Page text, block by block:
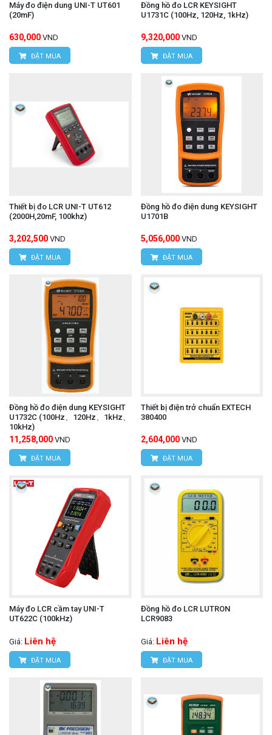
Máy đo điện dung UNI-T UT601
(20mF)
630,000 VND
ĐẶT MUA
Đồng hồ đo LCR KEYSIGHT
U1731C (100Hz, 120Hz, 1kHz)
9,320,000 VND
ĐẶT MUA
Thiết bị đo LCR UNI-T UT612
(2000H,20mF, 100khz)
3,202,500 VND
ĐẶT MUA
Đồng hồ đo điện dung KEYSIGHT
U1701B
5,056,000 VND
ĐẶT MUA
Đồng hồ đo điện dung KEYSIGHT
U1732C (100Hz、120Hz、1kHz、
10kHz)
11,258,000 VND
ĐẶT MUA
Thiết bị điện trở chuẩn EXTECH
380400
2,604,000 VND
ĐẶT MUA
Máy đo LCR cầm tay UNI-T
UT622C (100kHz)
Giá: Liên hệ
ĐẶT MUA
Đồng hồ đo LCR LUTRON
LCR9083
Giá: Liên hệ
ĐẶT MUA